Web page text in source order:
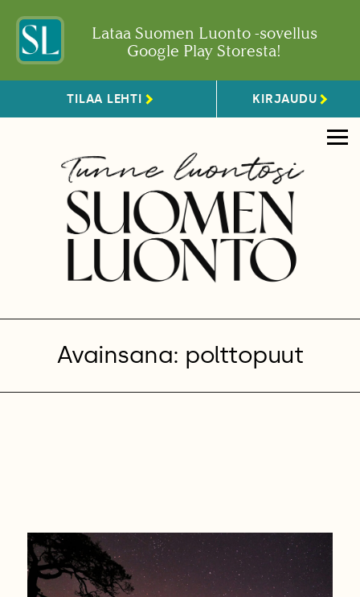
Lataa Suomen Luonto -sovellus
Google Play Storesta!
TILAA LEHTI KIRJAUDU
Avainsana: polttopuut